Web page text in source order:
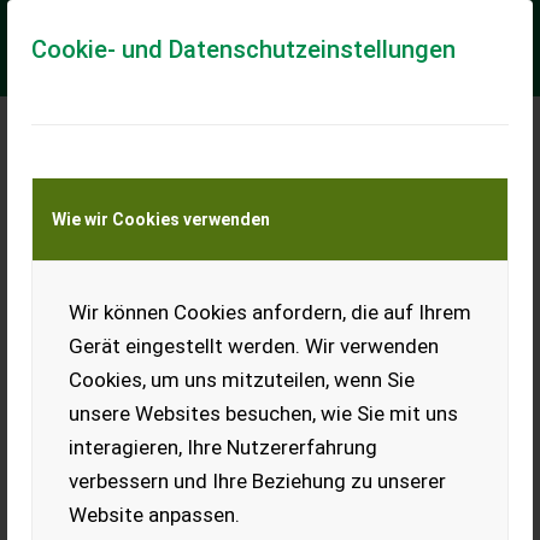
Cookie- und Datenschutzeinstellungen
Wie wir Cookies verwenden
Wir können Cookies anfordern, die auf Ihrem
Gerät eingestellt werden. Wir verwenden
Cookies, um uns mitzuteilen, wenn Sie
unsere Websites besuchen, wie Sie mit uns
interagieren, Ihre Nutzererfahrung
verbessern und Ihre Beziehung zu unserer
Website anpassen.
Meine Transportkostenanfrage
Transport von Land- und Baumaschinen –
KEINE Tiertransporte
Reifen 385/55R19,5
oder 355/50R22,5
Suche 4 (oder 2)
Kompletträder 385/55R19,5
mit 6-Loch-Felgen für
Fuhrmann Kipper in gutem
Zustand oder 355/50R22,5
oder ähnliche Größe.
Waldviertel, NÖ.